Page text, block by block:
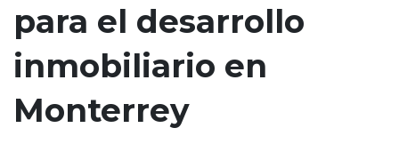
para el desarrollo
inmobiliario en
Monterrey